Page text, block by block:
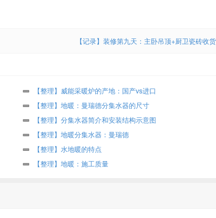
【记录】装修第九天：主卧吊顶+厨卫瓷砖收货
【整理】威能采暖炉的产地：国产vs进口
【整理】地暖：曼瑞德分集水器的尺寸
【整理】分集水器简介和安装结构示意图
【整理】地暖分集水器：曼瑞德
【整理】水地暖的特点
【整理】地暖：施工质量